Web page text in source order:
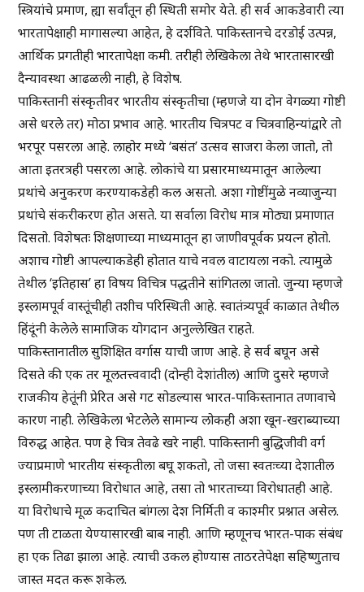
स्त्रियांचे प्रमाण, ह्या सर्वांतून ही स्थिती समोर येते. ही सर्व आकडेवारी त्या
भारतापेक्षाही मागासल्या आहेत, हे दर्शविते. पाकिस्तानचे दरडोई उत्पन्न,
आर्थिक प्रगतीही भारतापेक्षा कमी. तरीही लेखिकेला तेथे भारतासारखी
दैन्यावस्था आढळली नाही, हे विशेष.
पाकिस्तानी संस्कृतीवर भारतीय संस्कृतीचा (म्हणजे या दोन वेगळ्या गोष्टी
असे धरले तर) मोठा प्रभाव आहे. भारतीय चित्रपट व चित्रवाहिन्यांद्वारे तो
भरपूर पसरला आहे. लाहोर मध्ये ‘बसंत’ उत्सव साजरा केला जातो, तो
आता इतरत्रही पसरला आहे. लोकांचे या प्रसारमाध्यमातून आलेल्या
प्रथांचे अनुकरण करण्याकडेही कल असतो. अशा गोष्टींमुळे नव्याजुन्या
प्रथांचे संकरीकरण होत असते. या सर्वाला विरोध मात्र मोठ्या प्रमाणात
दिसतो. विशेषतः शिक्षणाच्या माध्यमातून हा जाणीवपूर्वक प्रयत्न होतो.
अशाच गोष्टी आपल्याकडेही होतात याचे नवल वाटायला नको. त्यामुळे
तेथील ‘इतिहास’ हा विषय विचित्र पद्धतीने सांगितला जातो. जुन्या म्हणजे
इस्लामपूर्व वास्तूंचीही तशीच परिस्थिती आहे. स्वातंत्र्यपूर्व काळात तेथील
हिंदूंनी केलेले सामाजिक योगदान अनुल्लेखित राहते.
पाकिस्तानातील सुशिक्षित वर्गास याची जाण आहे. हे सर्व बघून असे
दिसते की एक तर मूलतत्त्ववादी (दोन्ही देशांतील) आणि दुसरे म्हणजे
राजकीय हेतूंनी प्रेरित असे गट सोडल्यास भारत-पाकिस्तानात तणावाचे
कारण नाही. लेखिकेला भेटलेले सामान्य लोकही अशा खून-खराब्याच्या
विरुद्ध आहेत. पण हे चित्र तेवढे खरे नाही. पाकिस्तानी बुद्धिजीवी वर्ग
ज्याप्रमाणे भारतीय संस्कृतीला बघू शकतो, तो जसा स्वतःच्या देशातील
इस्लामीकरणाच्या विरोधात आहे, तसा तो भारताच्या विरोधातही आहे.
या विरोधाचे मूळ कदाचित बांगला देश निर्मिती व काश्मीर प्रश्नात असेल.
पण ती टाळता येण्यासारखी बाब नाही. आणि म्हणूनच भारत-पाक संबंध
हा एक तिढा झाला आहे. त्याची उकल होण्यास ताठरतेपेक्षा सहिष्णुताच
जास्त मदत करू शकेल.